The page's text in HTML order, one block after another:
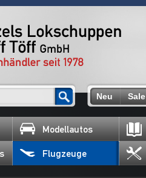
Neu Sale
Modellautos
Flugzeuge